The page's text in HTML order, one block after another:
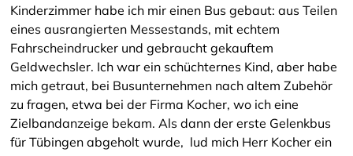
Kinderzimmer habe ich mir einen Bus gebaut: aus Teilen
eines ausrangierten Messestands, mit echtem
Fahrscheindrucker und gebraucht gekauftem
Geldwechsler. Ich war ein schüchternes Kind, aber habe
mich getraut, bei Busunternehmen nach altem Zubehör
zu fragen, etwa bei der Firma Kocher, wo ich eine
Zielbandanzeige bekam. Als dann der erste Gelenkbus
für Tübingen abgeholt wurde, lud mich Herr Kocher ein